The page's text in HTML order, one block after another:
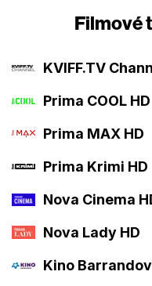
Filmové
KVIFF.TV
Prima COOL HD
Prima MAX HD
Prima Krimi HD
Nova Cinema
Nova Lady HD
Kino Barrandov